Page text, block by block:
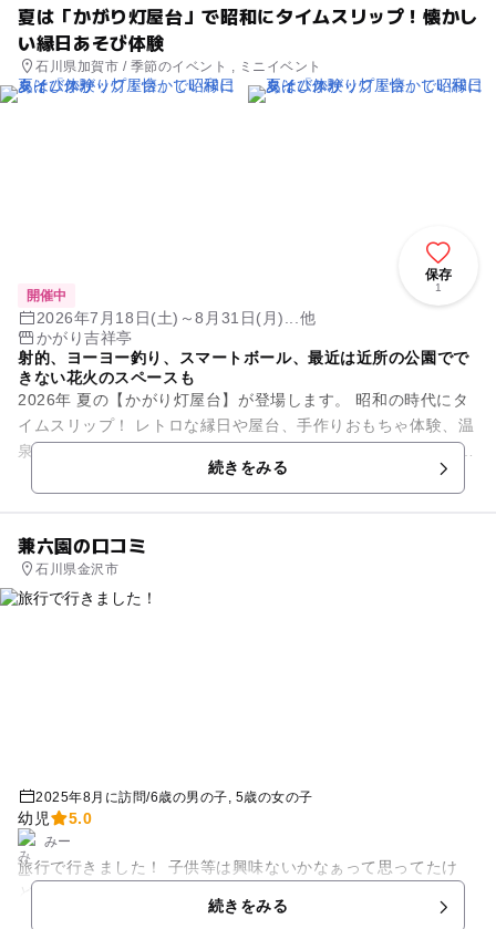
夏は「かがり灯屋台」で昭和にタイムスリップ！懐かし
い縁日あそび体験
石川県加賀市 / 季節のイベント , ミニイベント
保存
1
開催中
2026年7月18日(土)～8月31日(月)...他
かがり吉祥亭
射的、ヨーヨー釣り、スマートボール、最近は近所の公園でで
きない花火のスペースも
2026年 夏の【かがり灯屋台】が登場します。 昭和の時代にタ
イムスリップ！ レトロな縁日や屋台、手作りおもちゃ体験、温
泉卓球など、子供から大人までお楽しみいただけます。 最近で
続きをみる
兼六園の口コミ
石川県金沢市
2025年8月に訪問/6歳の男の子 5歳の女の子
幼児 5.0
みー
旅行で行きました！ 子供等は興味ないかなぁって思ってたけ
ど、探検したりと意外と楽しんでくれました😊
続きをみる